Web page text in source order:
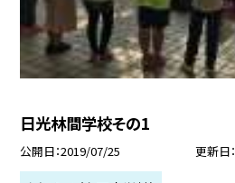
日光林間学校その1
公開日 2019/07/25 更新日